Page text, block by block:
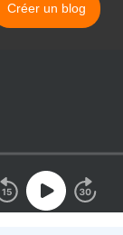
Créer un blog